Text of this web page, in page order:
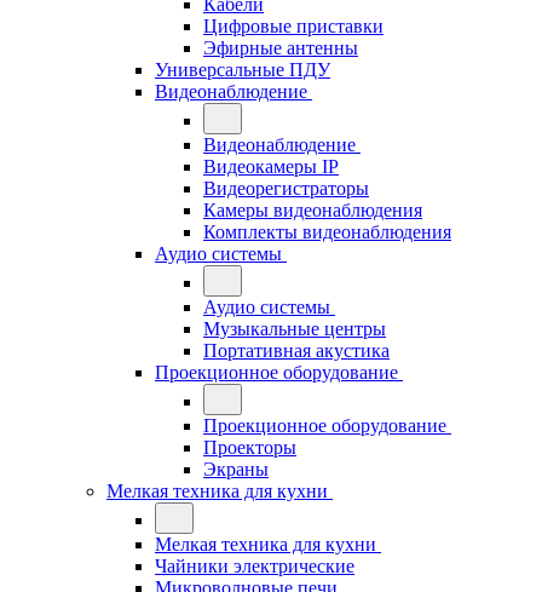
Кабели
Цифровые приставки
Эфирные антенны
Универсальные ПДУ
Видеонаблюдение
Видеонаблюдение
Видеокамеры IP
Видеорегистраторы
Камеры видеонаблюдения
Комплекты видеонаблюдения
Аудио системы
Аудио системы
Музыкальные центры
Портативная акустика
Проекционное оборудование
Проекционное оборудование
Проекторы
Экраны
Мелкая техника для кухни
Мелкая техника для кухни
Чайники электрические
Микроволновые печи